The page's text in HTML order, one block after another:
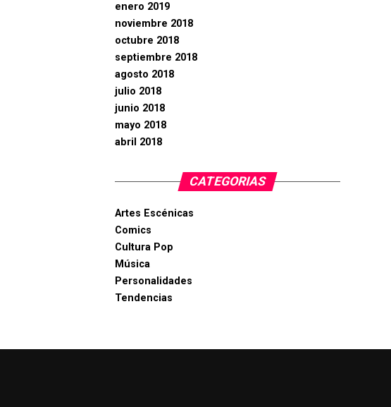
enero 2019
noviembre 2018
octubre 2018
septiembre 2018
agosto 2018
julio 2018
junio 2018
mayo 2018
abril 2018
CATEGORIAS
Artes Escénicas
Comics
Cultura Pop
Música
Personalidades
Tendencias